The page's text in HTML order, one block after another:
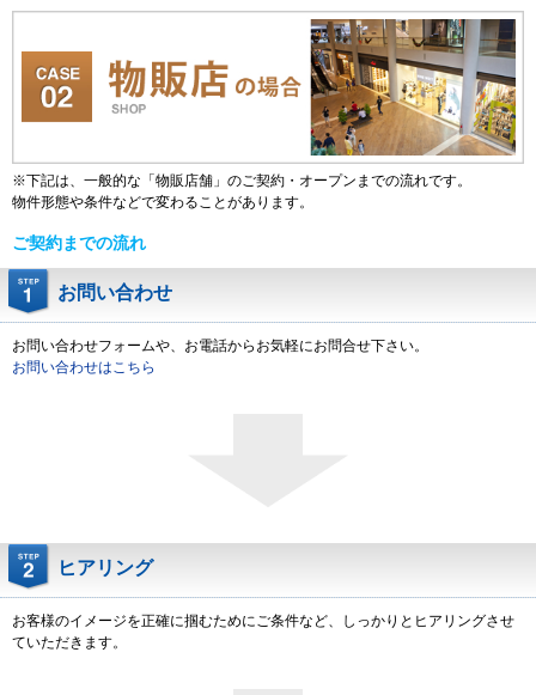
※下記は、一般的な「物販店舗」のご契約・オープンまでの流れです。
物件形態や条件などで変わることがあります。
ご契約までの流れ
お問い合わせ
お問い合わせフォームや、お電話からお気軽にお問合せ下さい。
お問い合わせはこちら
ヒアリング
お客様のイメージを正確に掴むためにご条件など、しっかりとヒアリングさせ
ていただきます。